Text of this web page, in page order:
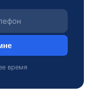
время